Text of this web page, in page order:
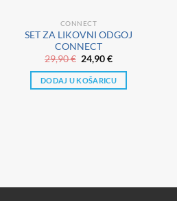
CONNECT
SET ZA LIKOVNI ODGOJ
CONNECT
29,90€ Izvorna
cijena
bila
je:
24,90€Trenutna
je:
24,90 €.
DODAJ U KOŠARICU